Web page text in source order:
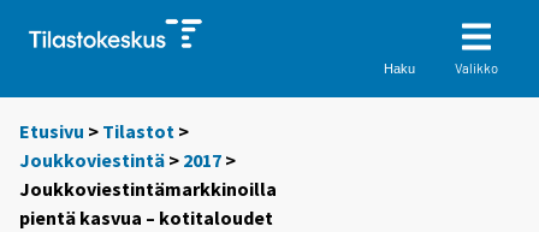
Haku Valikko
Etusivu > Tilastot >
Joukkoviestintä > 2017 >
Joukkoviestintämarkkinoilla
pientä kasvua – kotitaloudet